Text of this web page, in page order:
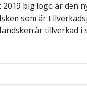
big logo är den
som är
är tillverkad i